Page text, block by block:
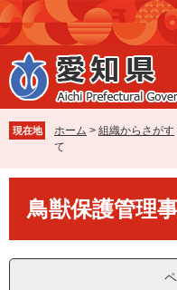
ペ
ー
ジ
の
先
で
す
メ
ニ
ュ
ー
を
ば
し
本
現在地 ホーム > 組織からさがす
て
鳥獣保護管理